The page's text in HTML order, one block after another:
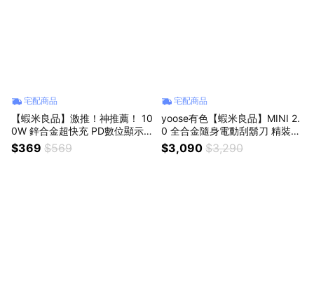
宅配商品
【蝦米良品】激推！神推薦！ 10
0W 鋅合金超快充 PD數位顯示
充電線 快充線 適用蘋果華為小
米手機 iPhone
$369 $569
宅配商品
yoose有色【蝦米良品】MINI 2.
0 全合金隨身電動刮鬍刀 精裝禮
盒 賞金獵人剃鬚刀 電動刮鬍刀
情人節/父親節/生日/尾牙禮物
$3,090 $3,290